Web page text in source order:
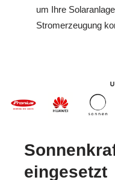
um Ihre
Stromerzeugung
eingesetzt